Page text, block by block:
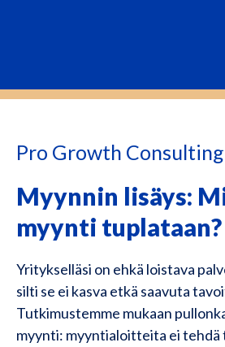
Pro Growth
Myynnin lisäys:
myynti tuplataan?
Yritykselläsi on ehkä loistava
silti se ei kasva etkä saavuta
Tutkimustemme mukaan
myynti: myyntialoitteita ei tehdä